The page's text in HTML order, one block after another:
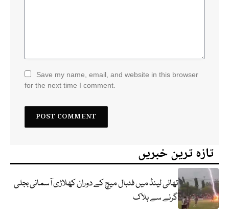
Save my name, email, and website in this browser
for the next time I comment.
تازہ ترین خبریں
تھائی لینڈ میں فٹبال میچ کے دوران کھلاڑی آسمانی بجلی
گرنے سے ہلاک